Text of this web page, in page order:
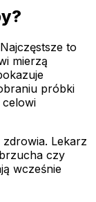
to
mierzą
próbki
celowi
Lekarz
czy
wcześnie